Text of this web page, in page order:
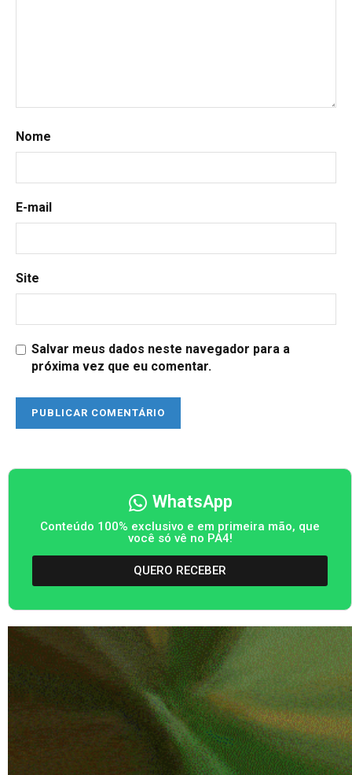
Nome
E-mail
Site
Salvar meus dados neste navegador para a
próxima vez que eu comentar.
WhatsApp
Conteúdo 100% exclusivo e em primeira mão, que
você só vê no PA4!
QUERO RECEBER